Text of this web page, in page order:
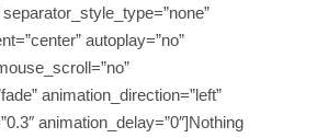
autoplay=”no”
animation_direction=”left”
animation_delay=”0″]Nothing